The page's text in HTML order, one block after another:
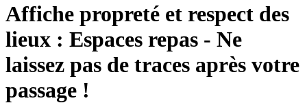
Affiche propreté et respect des
lieux : Espaces repas - Ne
laissez pas de traces après votre
passage !